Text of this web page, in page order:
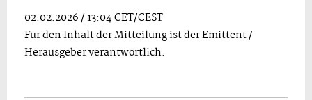
02.02.2026 / 13:04 CET/CEST
Für den Inhalt der Mitteilung ist der Emittent /
Herausgeber verantwortlich.